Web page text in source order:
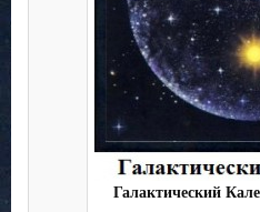
Галактический